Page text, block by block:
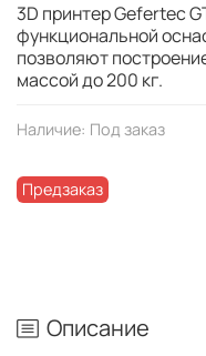
Наличие: Под заказ
Предзаказ
3D принтер Gefertec
функциональной
позволяют
массой до 200 кг.
Описание